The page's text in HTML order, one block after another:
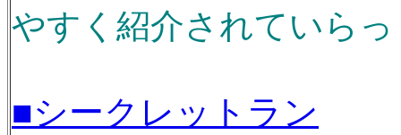
やすく紹介されていら
■シークレットラン